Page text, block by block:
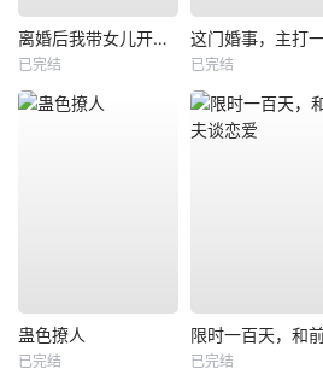
离婚后我带女儿开启新人生
已完结 已完结
蛊色撩人
已完结 已完结